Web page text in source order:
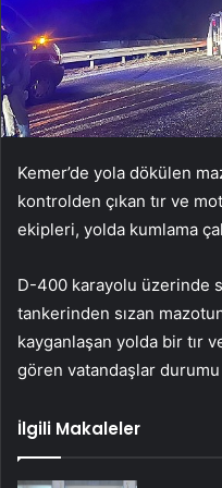
Kemer’de yola dökülen
kontrolden çıkan tır ve
ekipleri, yolda kumlama
D-400 karayolu üzerinde
tankerinden sızan
kayganlaşan yolda bir tır
gören vatandaşlar
İlgili Makaleler